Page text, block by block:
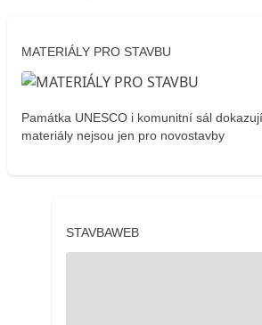
MATERIÁLY PRO STAVBU
Památka UNESCO i komunitní sál
materiály nejsou jen pro novostavby
STAVBAWEB